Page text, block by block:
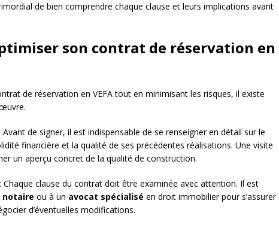
de bien comprendre chaque clause et leurs implications avant
son contrat de réservation en
de réservation en VEFA tout en minimisant les risques, il existe
Avant de signer, il est indispensable de se renseigner en détail sur le
financière et la qualité de ses précédentes réalisations. Une visite
un aperçu concret de la qualité de construction.
: Chaque clause du contrat doit être examinée avec attention. Il est
notaire ou à un avocat spécialisé en droit immobilier pour s’assurer
d’éventuelles modifications.